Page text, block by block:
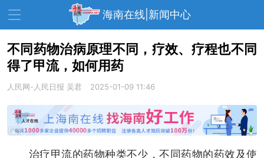
海南在线|新闻中心
资讯中心 热点 旅游
教育 健康 房产
不同药物治病原理不同，疗效、疗程也不同
得了甲流，如何用药
人民网-人民日报 吴君 2025-01-09 11:46
治疗甲流的药物种类不少，不同药物的药效及使